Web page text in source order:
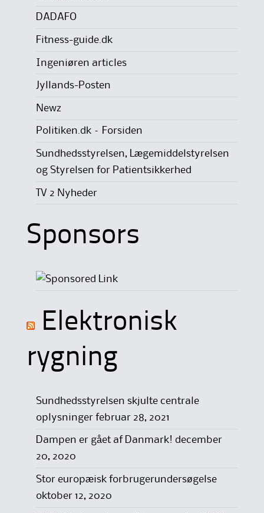
DADAFO
Fitness-guide.dk
Ingeniøren articles
Jyllands-Posten
Newz
Politiken.dk – Forsiden
Sundhedsstyrelsen, Lægemiddelstyrelsen
og Styrelsen for Patientsikkerhed
TV 2 Nyheder
Sponsors
Elektronisk
rygning
Sundhedsstyrelsen skjulte centrale
oplysninger februar 28, 2021
Dampen er gået af Danmark! december
20, 2020
Stor europæisk forbrugerundersøgelse
oktober 12, 2020